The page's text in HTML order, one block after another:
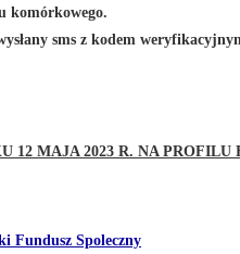
komórkowego.
sms z kodem
12 MAJA 2023 R. NA